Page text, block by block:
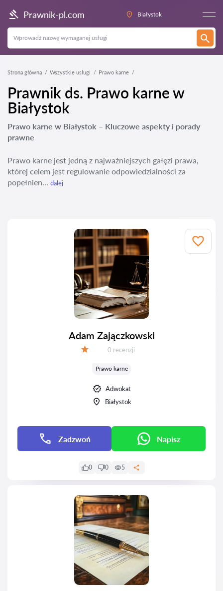
Prawnik-pl.com Białystok
Strona główna Wszystkie usługi Prawo karne
Prawnik ds. Prawo karne w
Białystok
Prawo karne w Białystok – Kluczowe aspekty i porady
prawne
Prawo karne jest jedną z najważniejszych gałęzi prawa,
której celem jest regulowanie odpowiedzialności za
popełnien... dalej
Adam Zajączkowski
Recenzji:
0 recenzji
Prawo karne
Adwokat
Białystok
Zadzwoń Napisz
0 0 5